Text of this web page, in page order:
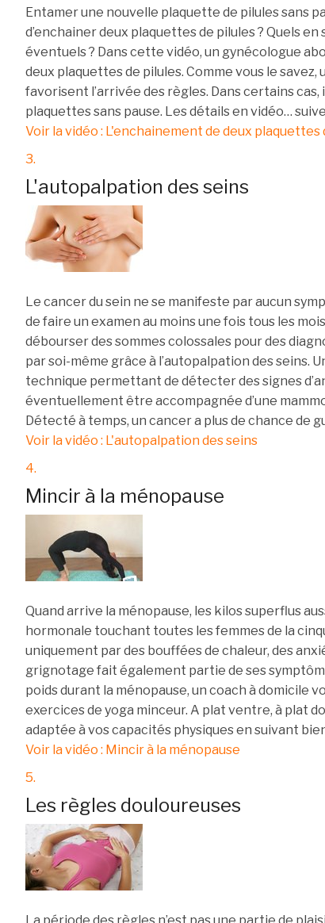
Entamer une nouvelle plaquette de pilules sans
d’enchainer deux plaquettes de pilules ? Quels
éventuels ? Dans cette vidéo, un gynécologue
deux plaquettes de pilules. Comme vous le
favorisent l’arrivée des règles. Dans certains
plaquettes sans pause. Les détails en vidéo…
Voir la vidéo : L'enchainement de deux plaquettes
3.
L'autopalpation des seins
Le cancer du sein ne se manifeste par aucun
de faire un examen au moins une fois tous les
débourser des sommes colossales pour des
par soi-même grâce à l’autopalpation des seins.
technique permettant de détecter des signes
éventuellement être accompagnée d’une
Détecté à temps, un cancer a plus de chance de
Voir la vidéo : L'autopalpation des seins
4.
Mincir à la ménopause
Quand arrive la ménopause, les kilos superflus
hormonale touchant toutes les femmes de la
uniquement par des bouffées de chaleur, des
grignotage fait également partie de ses
poids durant la ménopause, un coach à domicile
exercices de yoga minceur. A plat ventre, à plat
adaptée à vos capacités physiques en suivant
Voir la vidéo : Mincir à la ménopause
5.
Les règles douloureuses